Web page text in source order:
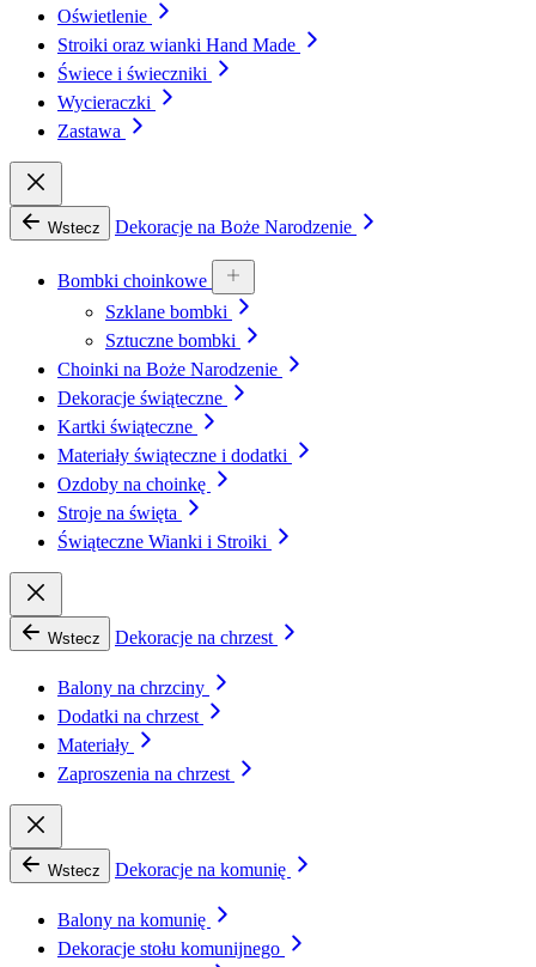
Oświetlenie
Stroiki oraz wianki Hand Made
Świece i świeczniki
Wycieraczki
Zastawa
Wstecz Dekoracje na Boże Narodzenie
Bombki choinkowe
Szklane bombki
Sztuczne bombki
Choinki na Boże Narodzenie
Dekoracje świąteczne
Kartki świąteczne
Materiały świąteczne i dodatki
Ozdoby na choinkę
Stroje na święta
Świąteczne Wianki i Stroiki
Wstecz Dekoracje na chrzest
Balony na chrzciny
Dodatki na chrzest
Materiały
Zaproszenia na chrzest
Wstecz Dekoracje na komunię
Balony na komunię
Dekoracje stołu komunijnego